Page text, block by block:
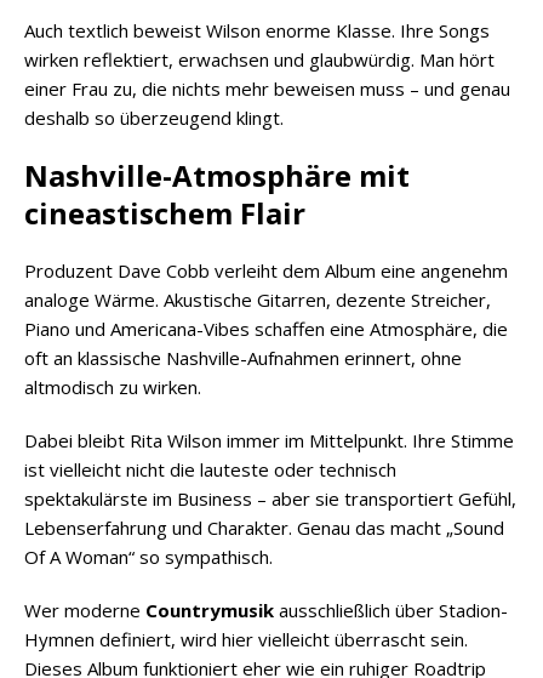
Auch textlich beweist Wilson enorme Klasse. Ihre Songs
wirken reflektiert, erwachsen und glaubwürdig. Man hört
einer Frau zu, die nichts mehr beweisen muss – und genau
deshalb so überzeugend klingt.
Nashville-Atmosphäre mit
cineastischem Flair
Produzent Dave Cobb verleiht dem Album eine angenehm
analoge Wärme. Akustische Gitarren, dezente Streicher,
Piano und Americana-Vibes schaffen eine Atmosphäre, die
oft an klassische Nashville-Aufnahmen erinnert, ohne
altmodisch zu wirken.
Dabei bleibt Rita Wilson immer im Mittelpunkt. Ihre Stimme
ist vielleicht nicht die lauteste oder technisch
spektakulärste im Business – aber sie transportiert Gefühl,
Lebenserfahrung und Charakter. Genau das macht „Sound
Of A Woman“ so sympathisch.
Wer moderne Countrymusik ausschließlich über Stadion-
Hymnen definiert, wird hier vielleicht überrascht sein.
Dieses Album funktioniert eher wie ein ruhiger Roadtrip